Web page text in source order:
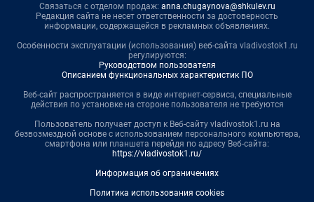
Связаться с отделом продаж: anna.chugaynova@shkulev.ru
Редакция сайта не несет ответственности за достоверность
информации, содержащейся в рекламных объявлениях.
Особенности эксплуатации (использования) веб-сайта vladivostok1.ru
регулируются:
Руководством пользователя
Описанием функциональных характеристик ПО
Веб-сайт распространяется в виде интернет-сервиса, специальные
действия по установке на стороне пользователя не требуются
Пользователь получает доступ к Веб-сайту vladivostok1.ru на
безвозмездной основе с использованием персонального компьютера,
смартфона или планшета перейдя по адресу Веб-сайта:
https://vladivostok1.ru/
Информация об ограничениях
Политика использования cookies